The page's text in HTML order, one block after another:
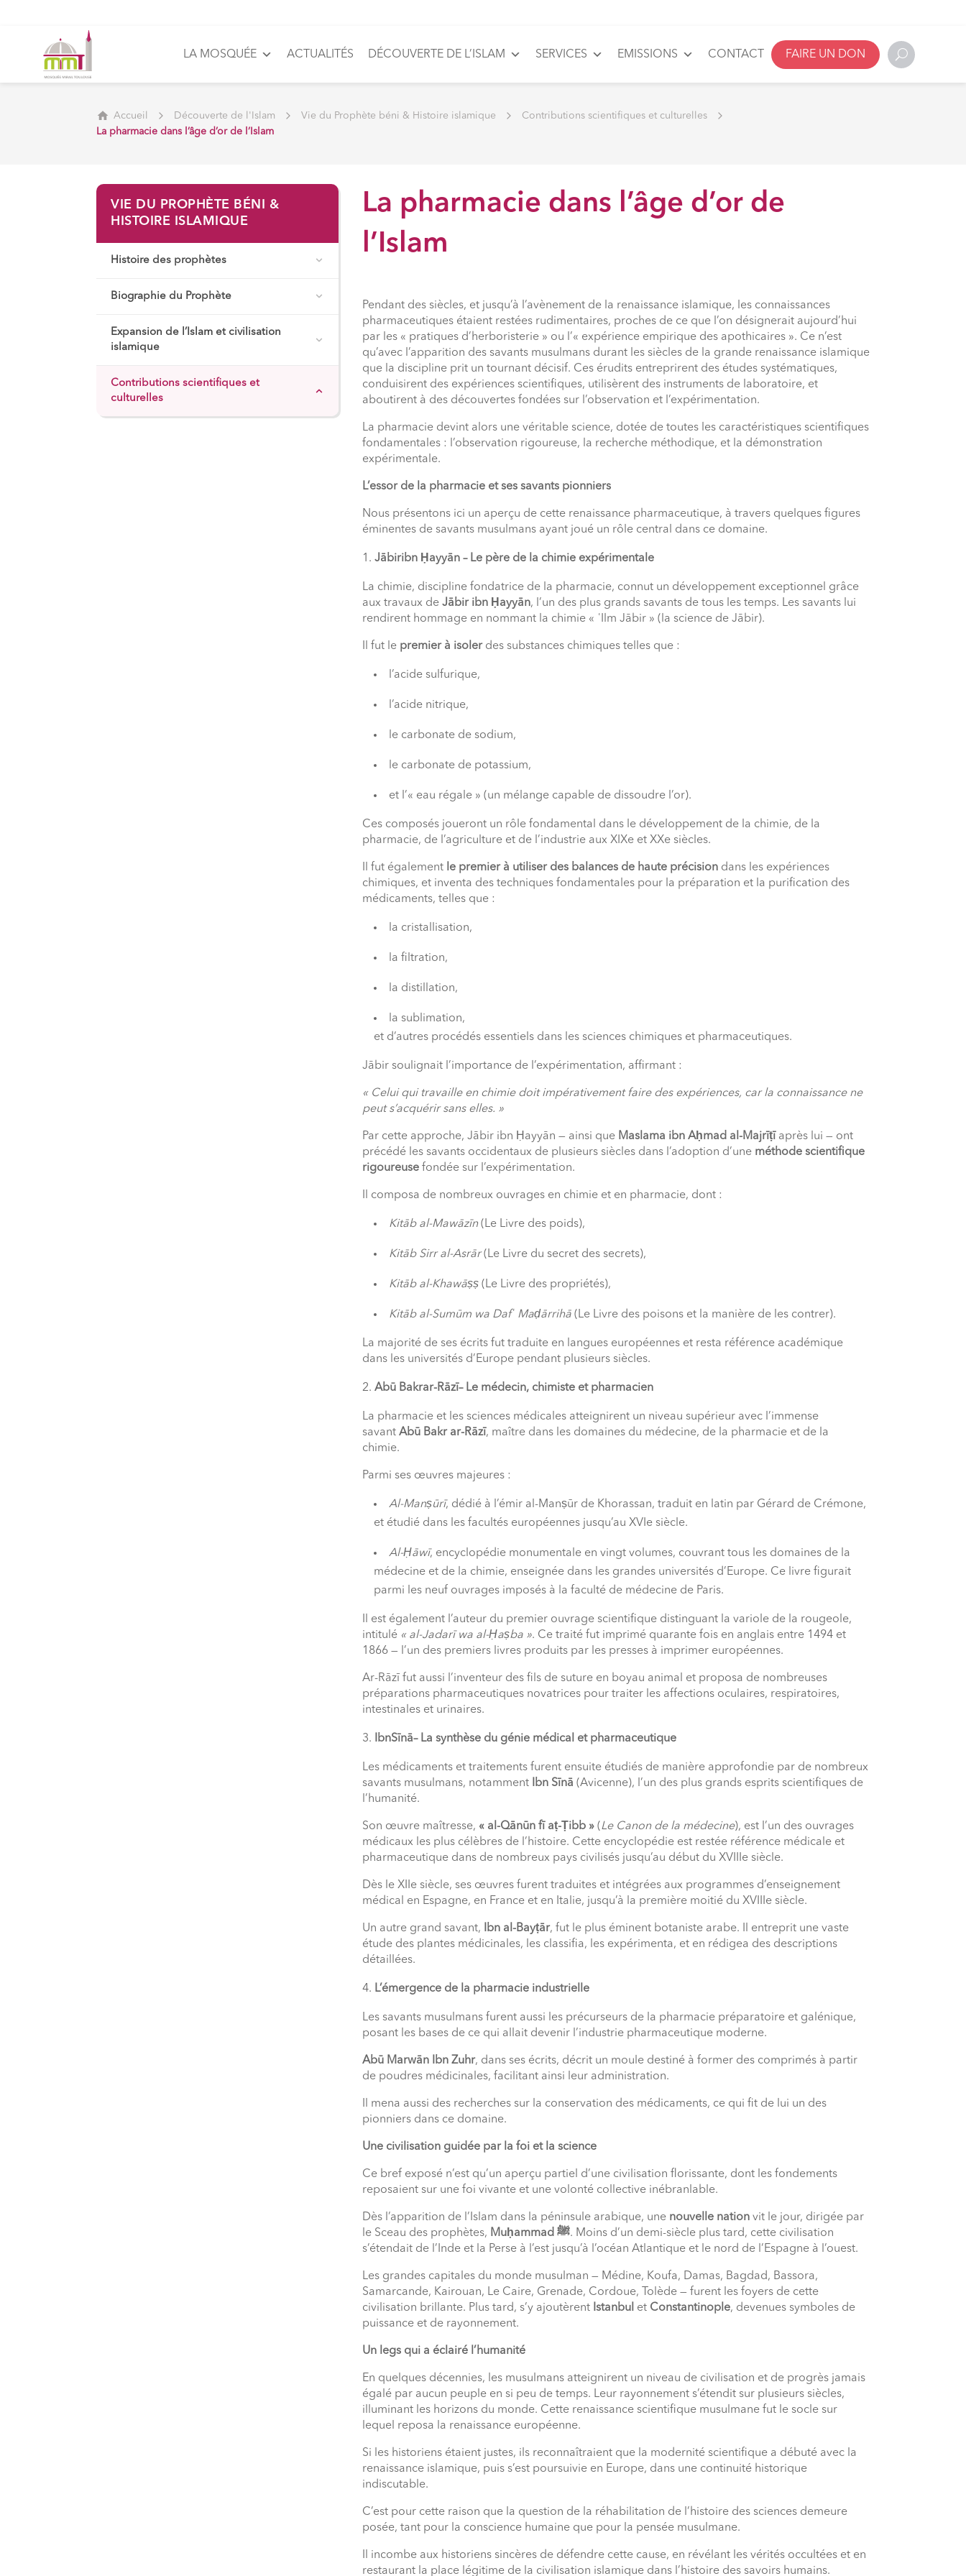
LA MOSQUÉE ACTUALITÉS DÉCOUVERTE DE L’ISLAM SERVICES EMISSIONS CONTACT FAIRE UN DON
Accueil Découverte de l'Islam Vie du Prophète béni & Histoire islamique
Contributions scientifiques et culturelles
La pharmacie dans l’âge d’or de l’Islam
VIE DU PROPHÈTE BÉNI &
HISTOIRE ISLAMIQUE
Histoire des prophètes
Biographie du Prophète
Expansion de l’Islam et civilisation
islamique
Contributions scientifiques et
culturelles
La pharmacie dans l’âge d’or de
l’Islam
Pendant des siècles, et jusqu’à l’avènement de la renaissance islamique, les connaissances
pharmaceutiques étaient restées rudimentaires, proches de ce que l’on désignerait aujourd’hui
par les « pratiques d’herboristerie » ou l’« expérience empirique des apothicaires ». Ce n’est
qu’avec l’apparition des savants musulmans durant les siècles de la grande renaissance islamique
que la discipline prit un tournant décisif. Ces érudits entreprirent des études systématiques,
conduisirent des expériences scientifiques, utilisèrent des instruments de laboratoire, et
aboutirent à des découvertes fondées sur l’observation et l’expérimentation.
La pharmacie devint alors une véritable science, dotée de toutes les caractéristiques scientifiques
fondamentales : l’observation rigoureuse, la recherche méthodique, et la démonstration
expérimentale.
L’essor de la pharmacie et ses savants pionniers
Nous présentons ici un aperçu de cette renaissance pharmaceutique, à travers quelques figures
éminentes de savants musulmans ayant joué un rôle central dans ce domaine.
Jābiribn Ḥayyān – Le père de la chimie expérimentale
La chimie, discipline fondatrice de la pharmacie, connut un développement exceptionnel grâce
aux travaux de Jābir ibn Ḥayyān, l’un des plus grands savants de tous les temps. Les savants lui
rendirent hommage en nommant la chimie « ʿIlm Jābir » (la science de Jābir).
Il fut le premier à isolerdes substances chimiques telles que :
l’acide sulfurique,
l’acide nitrique,
le carbonate de sodium,
le carbonate de potassium,
et l’« eau régale » (un mélange capable de dissoudre l’or).
Ces composés joueront un rôle fondamental dans le développement de la chimie, de la
pharmacie, de l’agriculture et de l’industrie aux XIXe et XXe siècles.
Il fut également le premier à utiliser des balances de haute précisiondans les expériences
chimiques, et inventa des techniques fondamentales pour la préparation et la purification des
médicaments, telles que :
la cristallisation,
la filtration,
la distillation,
la sublimation,
et d’autres procédés essentiels dans les sciences chimiques et pharmaceutiques.
Jābir soulignait l’importance de l’expérimentation, affirmant :
« Celui qui travaille en chimie doit impérativement faire des expériences, car la connaissance ne
peut s’acquérir sans elles. »
Par cette approche, Jābir ibn Ḥayyān — ainsi que Maslama ibn Aḥmad al-Majrīṭīaprès lui — ont
précédé les savants occidentaux de plusieurs siècles dans l’adoption d’une méthode scientifique
rigoureusefondée sur l’expérimentation.
Il composa de nombreux ouvrages en chimie et en pharmacie, dont :
Kitāb al-Mawāzīn(Le Livre des poids),
Kitāb Sirr al-Asrār(Le Livre du secret des secrets),
Kitāb al-Khawāṣṣ(Le Livre des propriétés),
Kitāb al-Sumūm wa Dafʿ Maḍārrihā(Le Livre des poisons et la manière de les contrer).
La majorité de ses écrits fut traduite en langues européennes et resta référence académique
dans les universités d’Europe pendant plusieurs siècles.
Abū Bakrar-Rāzī– Le médecin, chimiste et pharmacien
La pharmacie et les sciences médicales atteignirent un niveau supérieur avec l’immense
savant Abū Bakr ar-Rāzī, maître dans les domaines du médecine, de la pharmacie et de la
chimie.
Parmi ses œuvres majeures :
Al-Manṣūrī, dédié à l’émir al-Manṣūr de Khorassan, traduit en latin par Gérard de Crémone,
et étudié dans les facultés européennes jusqu’au XVIe siècle.
Al-Ḥāwī, encyclopédie monumentale en vingt volumes, couvrant tous les domaines de la
médecine et de la chimie, enseignée dans les grandes universités d’Europe. Ce livre figurait
parmi les neuf ouvrages imposés à la faculté de médecine de Paris.
Il est également l’auteur du premier ouvrage scientifique distinguant la variole de la rougeole,
intitulé « al-Jadarī wa al-Ḥaṣba ». Ce traité fut imprimé quarante fois en anglais entre 1494 et
1866 — l’un des premiers livres produits par les presses à imprimer européennes.
Ar-Rāzī fut aussi l’inventeur des fils de suture en boyau animal et proposa de nombreuses
préparations pharmaceutiques novatrices pour traiter les affections oculaires, respiratoires,
intestinales et urinaires.
IbnSīnā– La synthèse du génie médical et pharmaceutique
Les médicaments et traitements furent ensuite étudiés de manière approfondie par de nombreux
savants musulmans, notamment
Ibn Sīnā (Avicenne), l’un des plus grands esprits scientifiques de
l’humanité.
Son œuvre maîtresse, « al-Qānūn fī aṭ-Ṭibb »(Le Canon de la médecine), est l’un des ouvrages
médicaux les plus célèbres de l’histoire. Cette encyclopédie est restée référence médicale et
pharmaceutique dans de nombreux pays civilisés jusqu’au début du XVIIIe siècle.
Dès le XIIe siècle, ses œuvres furent traduites et intégrées aux programmes d’enseignement
médical en Espagne, en France et en Italie, jusqu’à la première moitié du XVIIIe siècle.
Un autre grand savant, Ibn al-Bayṭār, fut le plus éminent botaniste arabe. Il entreprit une vaste
étude des plantes médicinales, les classifia, les expérimenta, et en rédigea des descriptions
détaillées.
L’émergence de la pharmacie industrielle
Les savants musulmans furent aussi les précurseurs de la pharmacie préparatoire et galénique,
posant les bases de ce qui allait devenir l’industrie pharmaceutique moderne.
Abū Marwān Ibn Zuhr, dans ses écrits, décrit un moule destiné à former des comprimés à partir
de poudres médicinales, facilitant ainsi leur administration.
Il mena aussi des recherches sur la conservation des médicaments, ce qui fit de lui un des
pionniers dans ce domaine.
Une civilisation guidée par la foi et la science
Ce bref exposé n’est qu’un aperçu partiel d’une civilisation florissante, dont les fondements
reposaient sur une foi vivante et une volonté collective inébranlable.
Dès l’apparition de l’Islam dans la péninsule arabique, une nouvelle nationvit le jour, dirigée par
le Sceau des prophètes, Muḥammad ﷺ. Moins d’un demi-siècle plus tard, cette civilisation
s’étendait de l’Inde et la Perse à l’est jusqu’à l’océan Atlantique et le nord de l’Espagne à l’ouest.
Les grandes capitales du monde musulman — Médine, Koufa, Damas, Bagdad, Bassora,
Samarcande, Kairouan, Le Caire, Grenade, Cordoue, Tolède — furent les foyers de cette
civilisation brillante. Plus tard, s’y ajoutèrent Istanbul et Constantinople, devenues symboles de
puissance et de rayonnement.
Un legs qui a éclairé l’humanité
En quelques décennies, les musulmans atteignirent un niveau de civilisation et de progrès jamais
égalé par aucun peuple en si peu de temps. Leur rayonnement s’étendit sur plusieurs siècles,
illuminant les horizons du monde. Cette renaissance scientifique musulmane fut le socle sur
lequel reposa la renaissance européenne.
Si les historiens étaient justes, ils reconnaîtraient que la modernité scientifique a débuté avec la
renaissance islamique, puis s’est poursuivie en Europe, dans une continuité historique
indiscutable.
C’est pour cette raison que la question de la réhabilitation de l’histoire des sciences demeure
posée, tant pour la conscience humaine que pour la pensée musulmane.
Il incombe aux historiens sincères de défendre cette cause, en révélant les vérités occultées et en
restaurant la place légitime de la civilisation islamique dans l’histoire des savoirs humains.